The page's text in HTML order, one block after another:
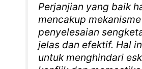
Perjanjian yang baik
mencakup mekanisme
penyelesaian
jelas dan efektif. Hal
untuk menghindari